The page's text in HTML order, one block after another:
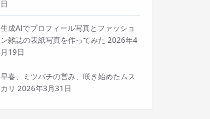
日
生成AIでプロフィール写真とファッショ
ン雑誌の表紙写真を作ってみた 2026年4
月19日
早春、ミツバチの営み、咲き始めたムス
カリ 2026年3月31日